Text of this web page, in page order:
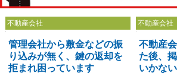
不動産会社
管理会社から敷金などの振
り込みが無く、鍵の返却を
拒まれ困っています
不動産会社
不動産
た後、
いかな